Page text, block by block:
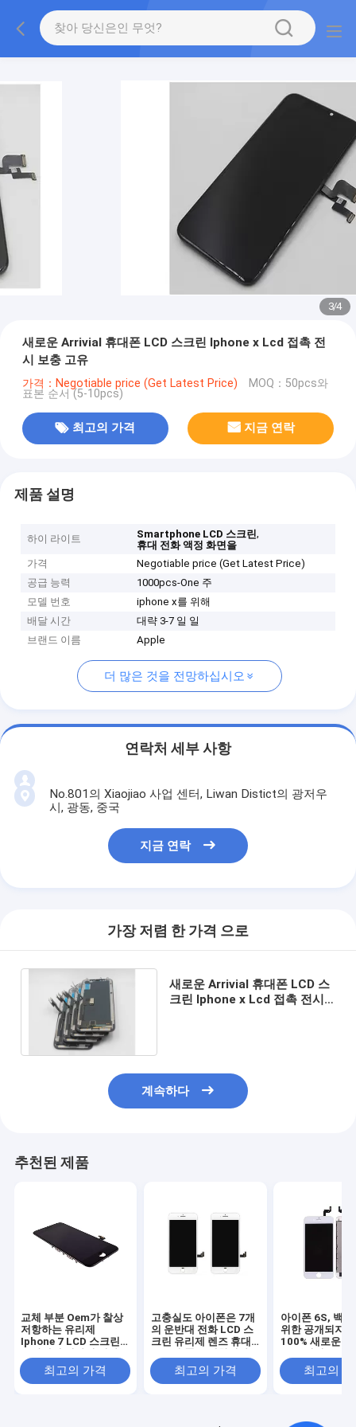
3/4
새로운 Arrivial 휴대폰 LCD 스크린 Iphone x Lcd 접촉 전
시 보충 고유
가격：Negotiable price (Get Latest Price) MOQ：50pcs와
표본 순서 (5-10pcs)
최고의 가격 지금 연락
제품 설명
하이 라이트 Smartphone LCD 스크린,
휴대 전화 액정 화면을
가격
Negotiable price (Get Latest Price)
공급 능력
1000pcs-One 주
모델 번호
iphone x를 위해
배달 시간
대략 3-7 일 일
브랜드 이름
Apple
더 많은 것을 전망하십시오
연락처 세부 사항
No.801의 Xiaojiao 사업 센터, Liwan Distict의 광저우
시, 광동, 중국
지금 연락
가장 저렴 한 가격 으로
새로운 Arrivial 휴대폰 LCD 스
크린 Iphone x Lcd 접촉 전시
계속하다
추천된 제품
교체 부분 Oem가 찰상
저항하는 유리제
Iphone 7 LCD 스크린
겁니다최고의 가격
고충실도 아이폰은 7개
의 운반대 전화 LCD 스
크린 유리제 렌즈 휴대
최고의 가격
아이폰 6S, 백
위한 공개되지
100% 새로운
최고의